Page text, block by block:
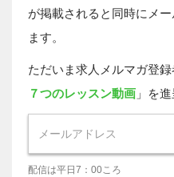
が掲載されると同時にメ
ます。
ただいま求人メルマガ登録
７つのレッスン動画 」を
配信は平日7：00ころ